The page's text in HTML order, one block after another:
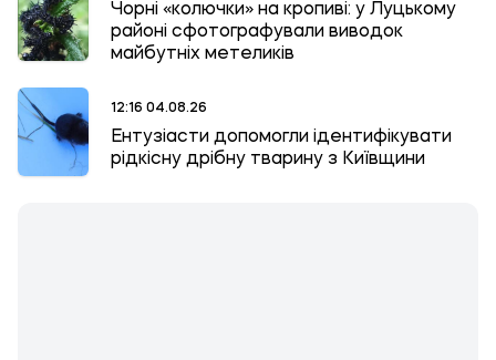
Чорні «колючки» на кропиві: у Луцькому
районі сфотографували виводок
майбутніх метеликів
12:16 04.08.26
Ентузіасти допомогли ідентифікувати
рідкісну дрібну тварину з Київщини